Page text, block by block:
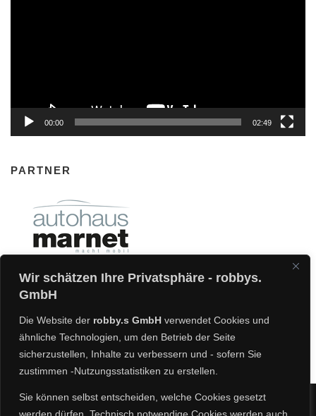
Wir schätzen Ihre Privatsphäre - robbys.
GmbH
Die Website der robby.s GmbH verwendet Cookies und
ähnliche Technologien, um den Betrieb der Seite
sicherzustellen, Inhalte zu verbessern und - sofern Sie
zustimmen -Nutzungsstatistiken zu erstellen.
Sie können selbst entscheiden, welche Cookies gesetzt
werden dürfen. Technisch notwendige Cookies werden auch
00:00 02:49
PARTNER